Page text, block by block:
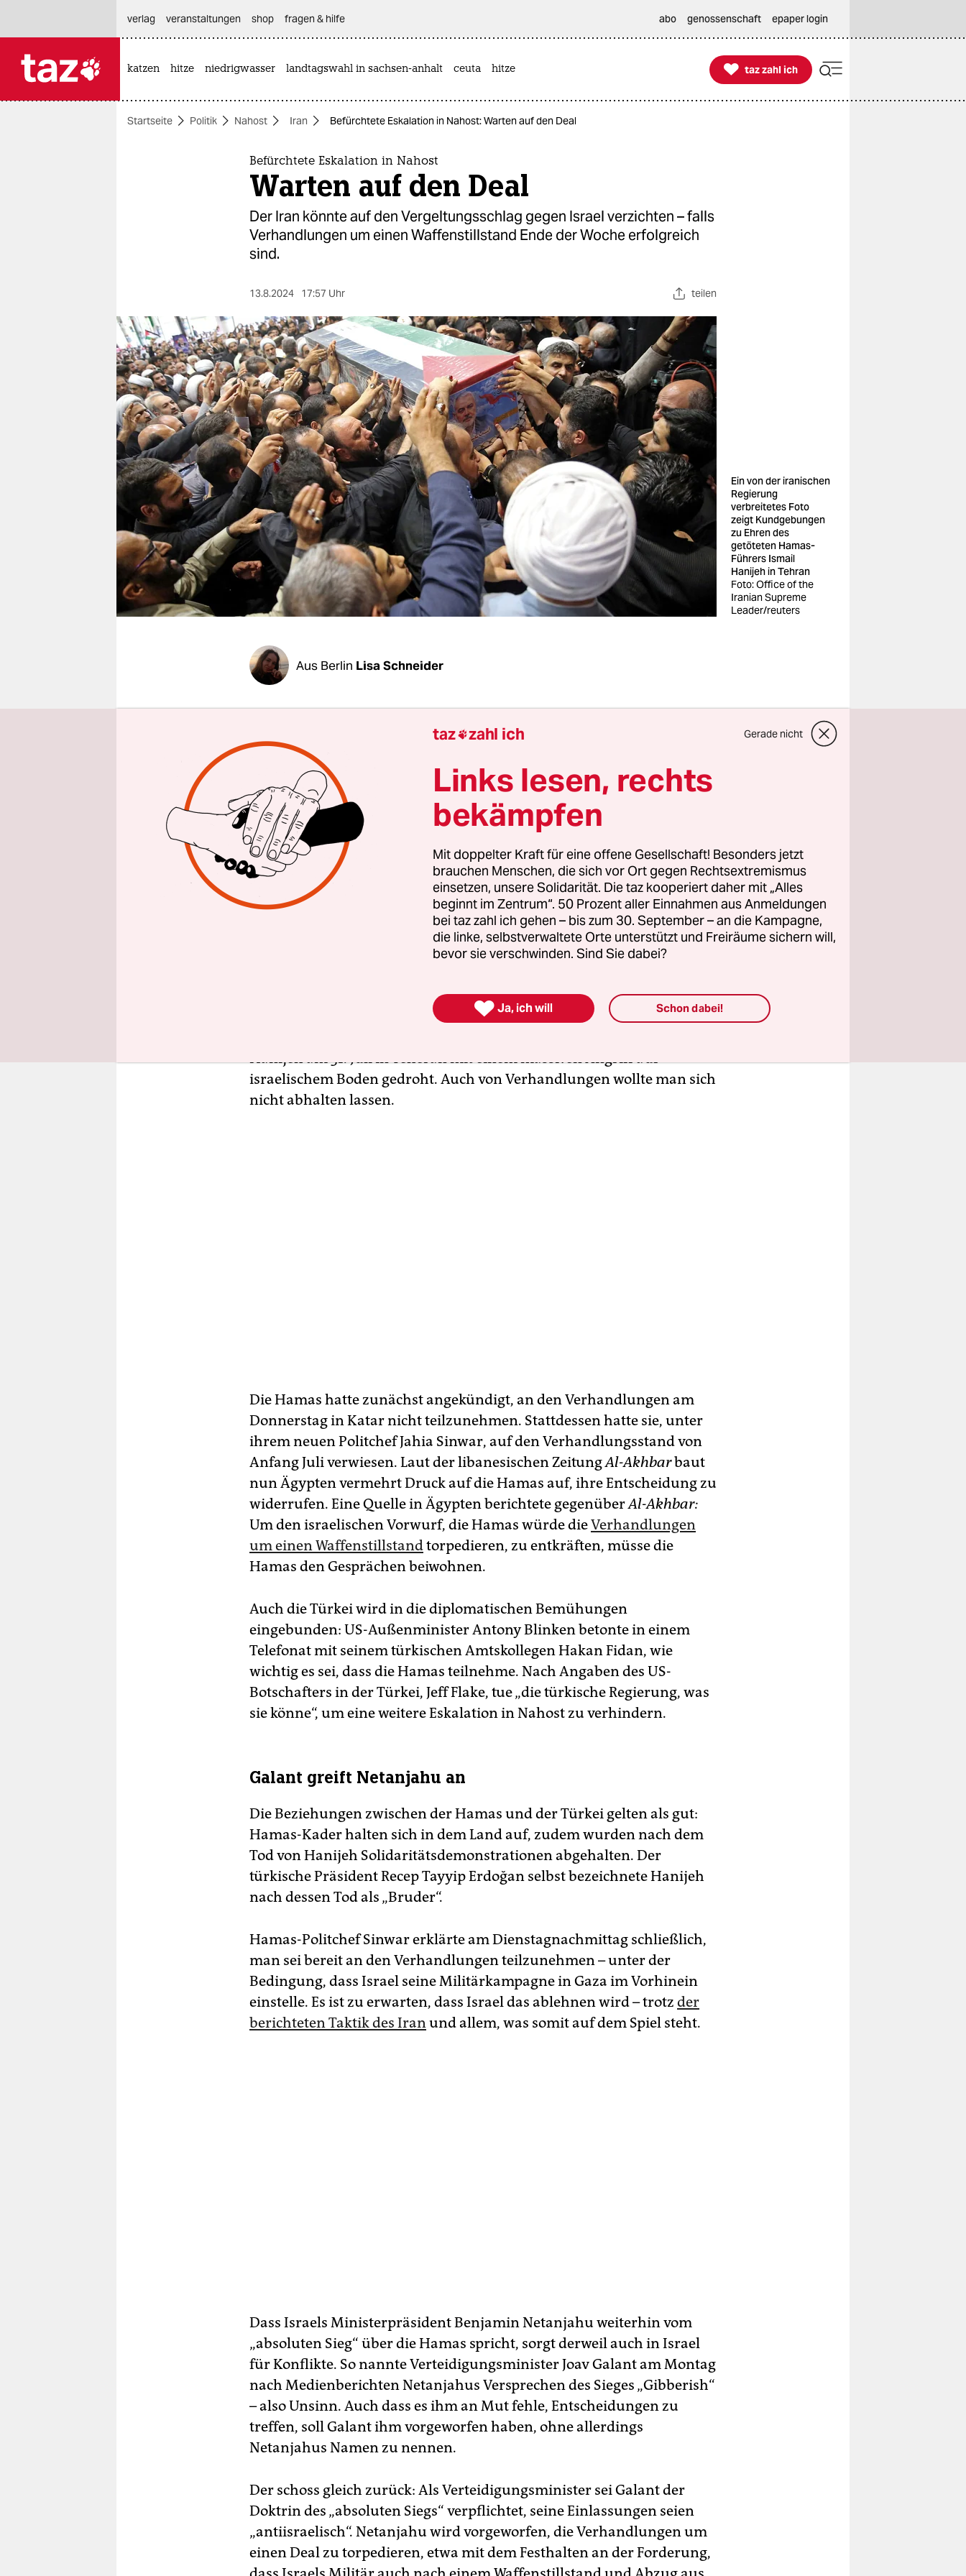
themen
berlin
nord
wahrheit
verlag
verlag
veranstaltungen
shop
fragen & hilfe
unterstützen
abo
genossenschaft
verlag
veranstaltungen shop fragen & hilfe abo genossenschaft epaper login
katzen hitze niedrigwasser landtagswahl in sachsen-anhalt ceuta hitze 
taz zahl ich
taz zahl ich
Startseite Politik Nahost Iran Befürchtete Eskalation in Nahost: Warten auf den Deal
Befürchtete Eskalation in Nahost
Warten auf den Deal
Der Iran könnte auf den Vergeltungsschlag gegen Israel verzichten – falls
Verhandlungen um einen Waffenstillstand Ende der Woche erfolgreich
sind.
13.8.2024 17:57 Uhr teilen
Ein von der iranischen
Regierung
verbreitetes Foto
zeigt Kundgebungen
zu Ehren des
getöteten Hamas-
Führers Ismail
Hanijeh in Tehran
Foto: Office of the
Iranian Supreme
Leader/reuters
Aus Berlin Lisa Schneider
Kommt der Angriff des Iran auf Israel? Oder doch nicht? Seit bald zwei
Wochen hat diese Frage
die gesamte Region fest im Griff
es am Montag so aussah, dass ein Angriff unmittelbar bevorstehen
könnte, kehrte sich die Lage am Dienstag offenbar ins Gegenteil. Nach
Angaben der Nachrichtenagentur Reuters wäre der Iran wohl bereit,
einen Vergeltungsschlag auf Israel unterbleiben zu lassen. Aber nur
für den Fall, wenn die für Donnerstag anberaumten erneuten
Verhandlungen um einen Geiseldeal und ein Ende des Krieges in Gaza
zum Erfolg führen.
Ein iranischer Offizieller erklärte dazu: Die Islamische Republik sei,
wie auch die mit ihr verbündete Miliz Hisbollah, bereit anzugreifen,
Gespräche scheitern. Damit scheint der Iran seine zuvor
ausgesprochenen Drohungen abzumildern. Die Hisbollah hatte seit
Hanijeh am 31. Juli in Teheran mit einem massiven Angriff auf
israelischem Boden gedroht. Auch von Verhandlungen wollte man sich
nicht abhalten lassen.
Die Hamas hatte zunächst angekündigt, an den Verhandlungen am
Donnerstag in Katar nicht teilzunehmen. Stattdessen hatte sie, unter
ihrem neuen Politchef Jahia Sinwar, auf den Verhandlungsstand von
Anfang Juli verwiesen. Laut der libanesischen ZeitungAl-Akhbarbaut
nun Ägypten vermehrt Druck auf die Hamas auf, ihre Entscheidung zu
widerrufen. Eine Quelle in Ägypten berichtete gegenüberAl-Akhbar:
Um den israelischen Vorwurf, die Hamas würde dieVerhandlungen
um einen Waffenstillstandtorpedieren, zu entkräften, müsse die
Hamas den Gesprächen beiwohnen.
Auch die Türkei wird in die diplomatischen Bemühungen
eingebunden: US-Außenminister Antony Blinken betonte in einem
Telefonat mit seinem türkischen Amtskollegen Hakan Fidan, wie
wichtig es sei, dass die Hamas teilnehme. Nach Angaben des US-
Botschafters in der Türkei, Jeff Flake, tue „die türkische Regierung, was
sie könne“, um eine weitere Eskalation in Nahost zu verhindern.
Galant greift Netanjahu an
Die Beziehungen zwischen der Hamas und der Türkei gelten als gut:
Hamas-Kader halten sich in dem Land auf, zudem wurden nach dem
Tod von Hanijeh Solidaritätsdemonstrationen abgehalten. Der
türkische Präsident Recep Tayyip Erdoğan selbst bezeichnete Hanijeh
nach dessen Tod als „Bruder“.
Hamas-Politchef Sinwar erklärte am Dienstagnachmittag schließlich,
man sei bereit an den Verhandlungen teilzunehmen – unter der
Bedingung, dass Israel seine Militärkampagne in Gaza im Vorhinein
einstelle. Es ist zu erwarten, dass Israel das ablehnen wird – trotz der
berichteten Taktik des Iranund allem, was somit auf dem Spiel steht.
Dass Israels Ministerpräsident Benjamin Netanjahu weiterhin vom
„absoluten Sieg“ über die Hamas spricht, sorgt derweil auch in Israel
für Konflikte. So nannte Verteidigungsminister Joav Galant am Montag
nach Medienberichten Netanjahus Versprechen des Sieges „Gibberish“
– also Unsinn. Auch dass es ihm an Mut fehle, Entscheidungen zu
treffen, soll Galant ihm vorgeworfen haben, ohne allerdings
Netanjahus Namen zu nennen.
Der schoss gleich zurück: Als Verteidigungsminister sei Galant der
Doktrin des „absoluten Siegs“ verpflichtet, seine Einlassungen seien
„antiisraelisch“. Netanjahu wird vorgeworfen, die Verhandlungen um
einen Deal zu torpedieren, etwa mit dem Festhalten an der Forderung,
taz zahl ich Gerade nicht
Links lesen, rechts
bekämpfen
Mit doppelter Kraft für eine offene Gesellschaft! Besonders jetzt
brauchen Menschen, die sich vor Ort gegen Rechtsextremismus
einsetzen, unsere Solidarität. Die taz kooperiert daher mit „Alles
beginnt im Zentrum“. 50 Prozent aller Einnahmen aus Anmeldungen
bei taz zahl ich gehen – bis zum 30. September – an die Kampagne,
die linke, selbstverwaltete Orte unterstützt und Freiräume sichern will,
bevor sie verschwinden. Sind Sie dabei?
 Ja, ich will Schon dabei!